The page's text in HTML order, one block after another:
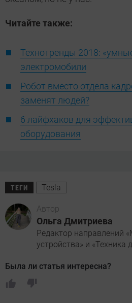
Читайте также:
Технотренды 2018:
электромобили
Робот вместо отдела
заменят людей?
6 лайфхаков для
оборудования
ТЕГИ Tesla
Автор
Ольга Дмитриева
Редактор направлений
устройства» и «Техника
Была ли статья интересна?